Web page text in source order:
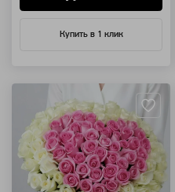
Купить в 1 клик